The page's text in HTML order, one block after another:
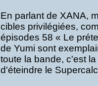
En parlant de XANA,
cibles privilégiées,
épisodes 58 « Le
de Yumi sont
toute la bande, c'est
d'éteindre le